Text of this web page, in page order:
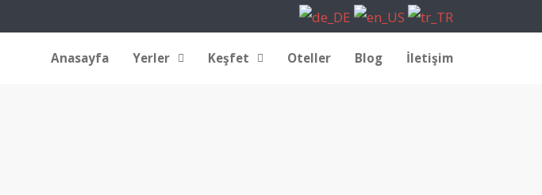
Anasayfa Yerler Keşfet Oteller Blog İletişim